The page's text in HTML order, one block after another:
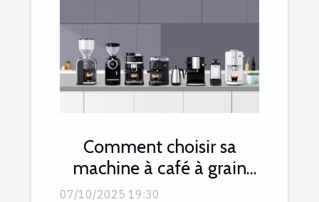
Comment choisir sa
machine à café à grain
selon son budget ?
07/10/2025 19:30